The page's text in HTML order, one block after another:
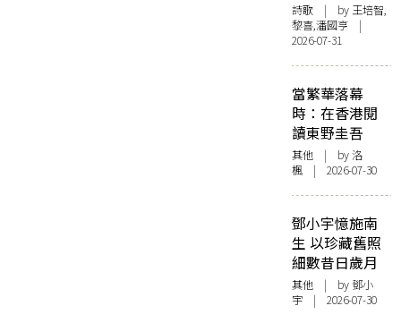
詩歌 | by 王培智,
黎喜,潘國亨 |
2026-07-31
當繁華落幕
時：在香港閱
讀東野圭吾
其他 | by洛
楓 | 2026-07-30
鄧小宇憶施南
生 以珍藏舊照
細數昔日歲月
其他 | by 鄧小
宇 | 2026-07-30